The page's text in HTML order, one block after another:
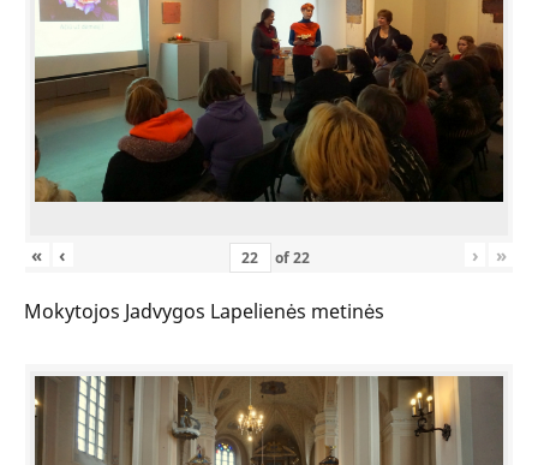
« ‹ of22 › »
Mokytojos Jadvygos Lapelienės metinės